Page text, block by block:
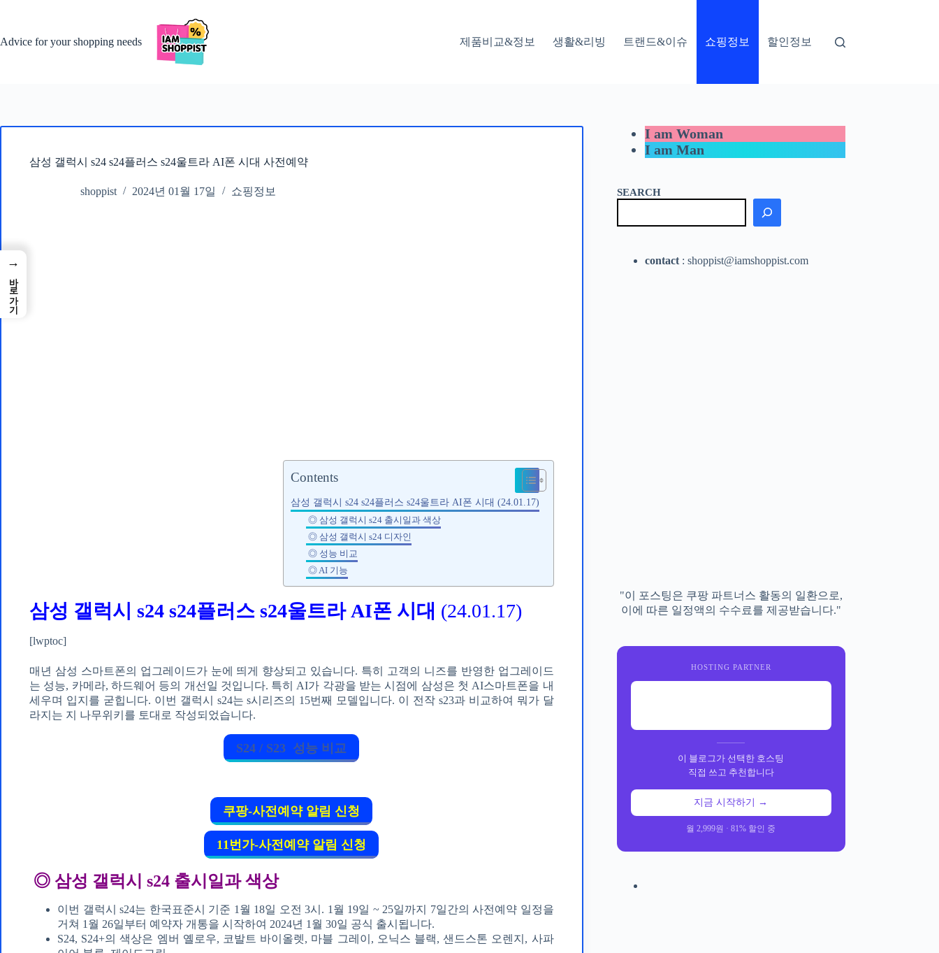
으
Advice for your shopping needs 제품비교&정보 생활&리빙 트랜드&이슈 쇼핑정보 할인정보
삼성 갤럭시 s24 s24플러스 s24울트라 AI폰 시대 사전예약
shoppist 2024년 01월 17일 쇼핑정보
Contents
삼성 갤럭시 s24 s24플러스 s24울트라 AI폰 시대 (24.01.17)
◎ 삼성 갤럭시 s24 출시일과 색상
◎ 삼성 갤럭시 s24 디자인
◎ 성능 비교
◎ AI 기능
삼성 갤럭시 s24 s24플러스 s24울트라 AI폰 시대 (24.01.17)
[lwptoc]
매년 삼성 스마트폰의 업그레이드가 눈에 띄게 향상되고 있습니다. 특히 고객의 니즈를 반영한 업그레이드
는 성능, 카메라, 하드웨어 등의 개선일 것입니다. 특히 AI가 각광을 받는 시점에 삼성은 첫 AI스마트폰을 내
세우며 입지를 굳힙니다. 이번 갤럭시 s24는 s시리즈의 15번째 모델입니다. 이 전작 s23과 비교하여 뭐가 달
라지는 지 나무위키를 토대로 작성되었습니다.
S24 / S23 성능 비교
쿠팡-사전예약 알림 신청
11번가-사전예약 알림 신청
◎ 삼성 갤럭시 s24 출시일과 색상
이번 갤럭시 s24는 한국표준시 기준 1월 18일 오전 3시. 1월 19일 ~ 25일까지 7일간의 사전예약 일정을
거쳐 1월 26일부터 예약자 개통을 시작하여 2024년 1월 30일 공식 출시됩니다.
S24, S24+의 색상은 엠버 옐로우, 코발트 바이올렛, 마블 그레이, 오닉스 블랙, 샌드스톤 오렌지, 사파
I am Woman
I am Man
SEARCH
contact : shoppist@iamshoppist.com
"이 포스팅은 쿠팡 파트너스 활동의 일환으로,
이에 따른 일정액의 수수료를 제공받습니다."
HOSTING PARTNER
이 블로그가 선택한 호스팅
직접 쓰고 추천합니다
지금 시작하기 →
월 2,999원 · 81% 할인 중
→
바로가기